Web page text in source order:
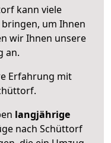
kann viele
um Ihnen
wir Ihnen unsere
an.
Erfahrung mit
.
langjährige
nach Schüttorf